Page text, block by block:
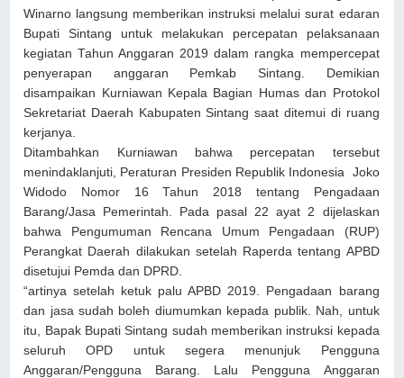
Winarno langsung memberikan instruksi melalui surat edaran
Bupati Sintang untuk melakukan percepatan pelaksanaan
kegiatan Tahun Anggaran 2019 dalam rangka mempercepat
penyerapan anggaran Pemkab Sintang. Demikian
disampaikan Kurniawan Kepala Bagian Humas dan Protokol
Sekretariat Daerah Kabupaten Sintang saat ditemui di ruang
kerjanya.
Ditambahkan Kurniawan bahwa percepatan tersebut
menindaklanjuti, Peraturan Presiden Republik Indonesia Joko
Widodo Nomor 16 Tahun 2018 tentang Pengadaan
Barang/Jasa Pemerintah. Pada pasal 22 ayat 2 dijelaskan
bahwa Pengumuman Rencana Umum Pengadaan (RUP)
Perangkat Daerah dilakukan setelah Raperda tentang APBD
disetujui Pemda dan DPRD.
“artinya setelah ketuk palu APBD 2019. Pengadaan barang
dan jasa sudah boleh diumumkan kepada publik. Nah, untuk
itu, Bapak Bupati Sintang sudah memberikan instruksi kepada
seluruh OPD untuk segera menunjuk Pengguna
Anggaran/Pengguna Barang. Lalu Pengguna Anggaran